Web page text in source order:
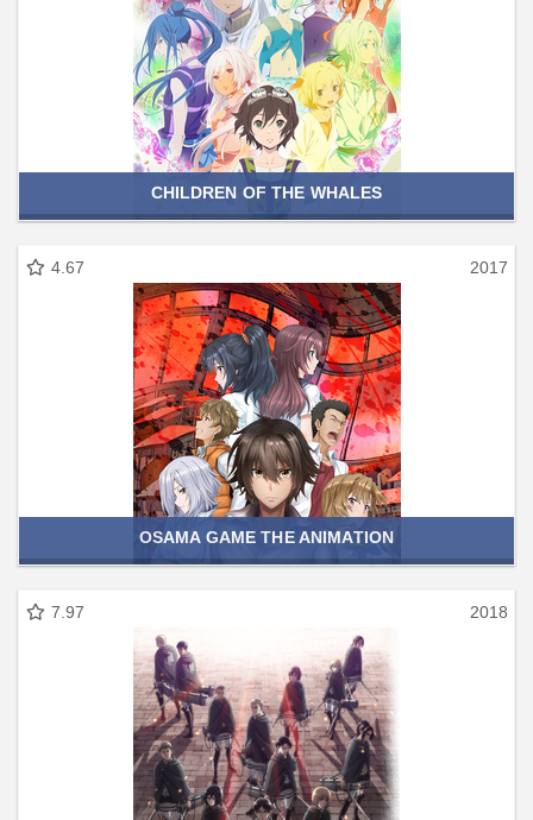
CHILDREN OF THE WHALES
4.67 2017
OSAMA GAME THE ANIMATION
7.97 2018